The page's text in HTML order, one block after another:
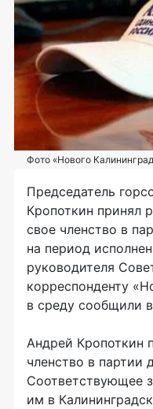
Фото «Нового
Председатель
Кропоткин принял
свое членство в
на период
руководителя
корреспонденту
в среду сообщили в
Андрей Кропоткин
членство в партии
Соответствующее
им в